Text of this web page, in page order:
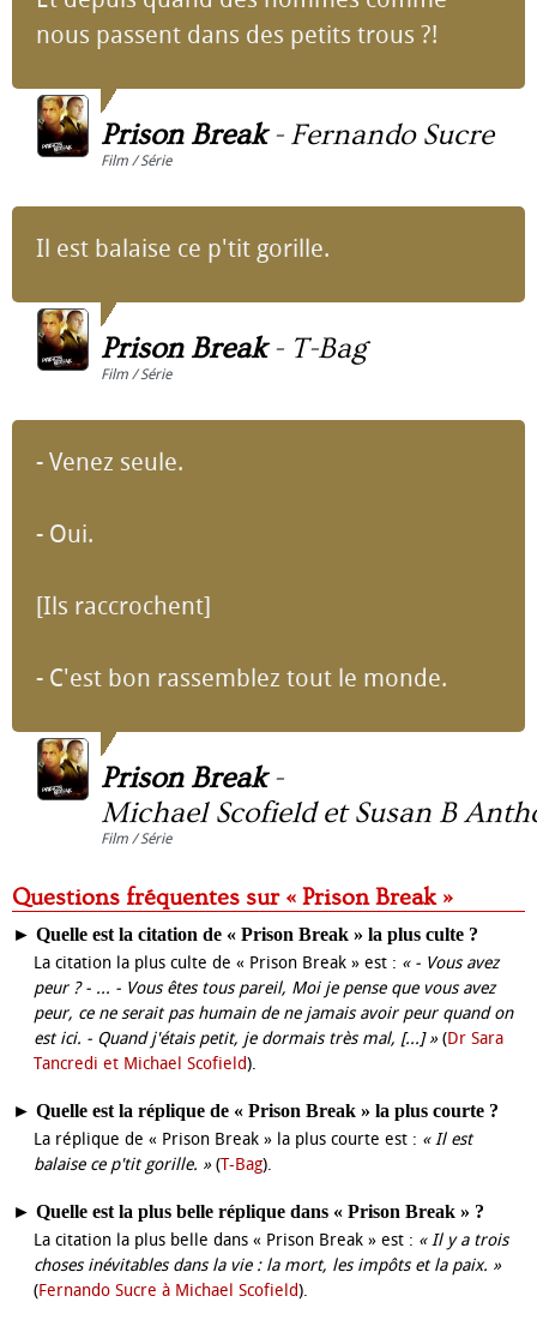
nous passent dans des petits trous ?!
Prison Break- Fernando Sucre
Film / Série
Il est balaise ce p'tit gorille.
Prison Break- T-Bag
Film / Série
- Venez seule.
- Oui.
[Ils raccrochent]
- C'est bon rassemblez tout le monde.
Prison Break-
Michael Scofield et Susan B
Film / Série
Questions fréquentes sur « Prison Break »
► Quelle est la citation de « Prison Break » la plus culte ?
La citation la plus culte de « Prison Break » est : « - Vous avez
peur ? - ... - Vous êtes tous pareil, Moi je pense que vous avez
peur, ce ne serait pas humain de ne jamais avoir peur quand on
est ici. - Quand j'étais petit, je dormais très mal, [...] »(Dr Sara
Tancredi et Michael Scofield).
► Quelle est la réplique de « Prison Break » la plus courte ?
La réplique de « Prison Break » la plus courte est : « Il est
balaise ce p'tit gorille. »(T-Bag).
► Quelle est la plus belle réplique dans « Prison Break » ?
La citation la plus belle dans « Prison Break » est : « Il y a trois
choses inévitables dans la vie : la mort, les impôts et la paix. »
(Fernando Sucre à Michael Scofield).